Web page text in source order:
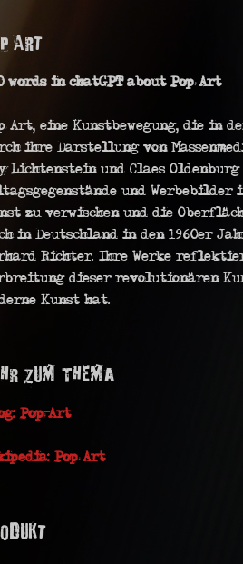
Art
words in chatGPT about Pop Art
Art, eine Kunstbewegung, die in
ihre Darstellung von
Lichtenstein und Claes
und Werbebilder
zu verwischen und die
in Deutschland in den 1960er
Richter. Ihre Werke
dieser revolutionären
Kunst hat.
Zum Thema
Pop-Art
Pop Art